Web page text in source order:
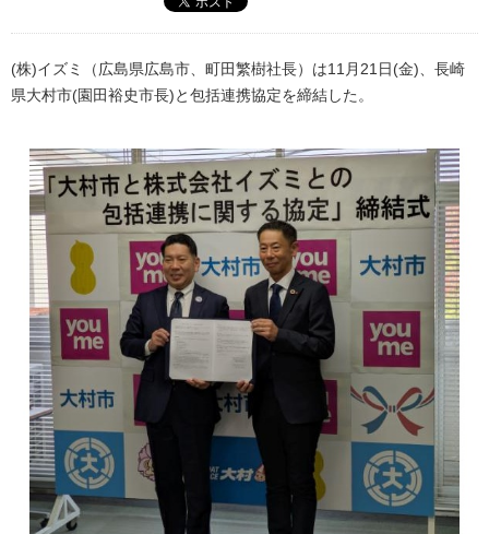
(株)イズミ（広島県広島市、町田繁樹社長）は11月21日(金)、長崎
県大村市(園田裕史市長)と包括連携協定を締結した。